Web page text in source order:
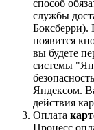
способ
службы
Боксберри).
появится
вы будете
системы
Яндексом.
действия
Оплата
Процесс